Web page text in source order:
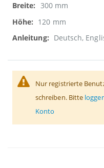
300 mm
120 mm
Deutsch,
Nur registrierte
schreiben. Bitte
Konto